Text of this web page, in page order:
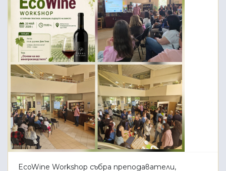
EcoWine Workshop събра преподаватели,